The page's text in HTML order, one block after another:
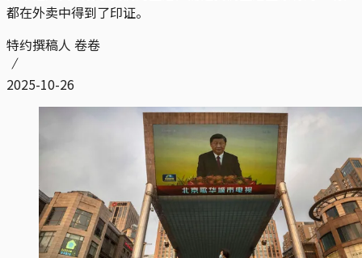
都在外卖中得到了印证。
特约撰稿人 卷卷
2025-10-26